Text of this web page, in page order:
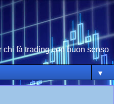
chi fà trading con buon senso
▼